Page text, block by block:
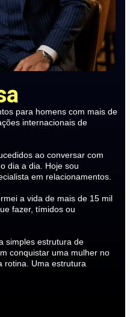
para homens com mais de
internacionais de
ao conversar com
dia a dia. Hoje sou
em relacionamentos.
a vida de mais de 15 mil
fazer, tímidos ou
simples estrutura de
conquistar uma mulher no
rotina. Uma estrutura